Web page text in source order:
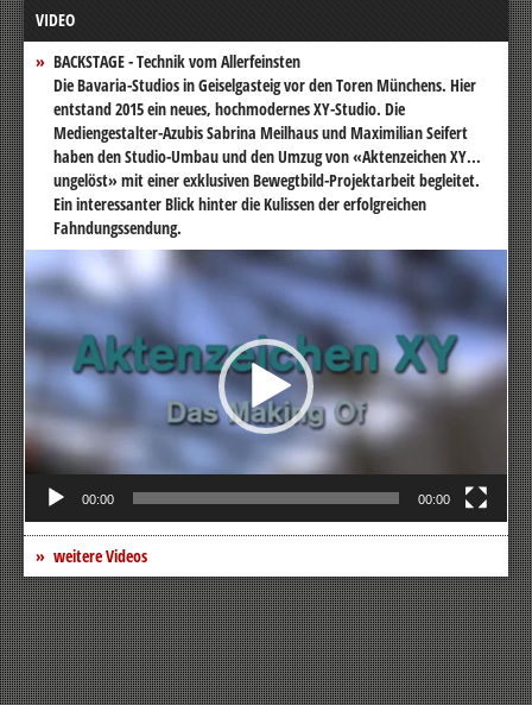
VIDEO
BACKSTAGE - Technik vom Allerfeinsten
Die Bavaria-Studios in Geiselgasteig vor den Toren Münchens. Hier
entstand 2015 ein neues, hochmodernes XY-Studio. Die
Mediengestalter-Azubis Sabrina Meilhaus und Maximilian Seifert
haben den Studio-Umbau und den Umzug von «Aktenzeichen XY...
ungelöst» mit einer exklusiven Bewegtbild-Projektarbeit begleitet.
Ein interessanter Blick hinter die Kulissen der erfolgreichen
Fahndungssendung.
Video-
Player
00:00 00:00
weitere Videos